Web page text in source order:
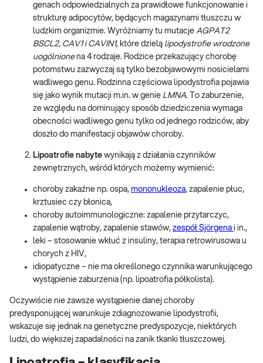
genach odpowiedzialnych za prawidłowe funkcjonowanie i
strukturę adipocytów, będących magazynami tłuszczu w
ludzkim organizmie. Wyróżniamy tu mutacje AGPAT2
BSCL2, CAV1 i CAVIN1, które dzielą lipodystrofie wrodzone
uogólnionena 4 rodzaje. Rodzice przekazujący chorobę
potomstwu zazwyczaj są tylko bezobjawowymi nosicielami
wadliwego genu. Rodzinna częściowa lipodystrofia pojawia
się jako wynik mutacji m.in. w genie LMNA. To zaburzenie,
ze względu na dominujący sposób dziedziczenia wymaga
obecności wadliwego genu tylko od jednego rodziców, aby
doszło do manifestacji objawów choroby.
Lipoatrofie nabyte wynikają z działania czynników
zewnętrznych, wśród których możemy wymienić:
choroby zakaźne np. ospa, mononukleoza, zapalenie płuc,
krztusiec czy błonica,
choroby autoimmunologiczne: zapalenie przytarczyc,
zapalenie wątroby, zapalenie stawów, zespół Sjörgena i in.,
leki – stosowanie wkłuć z insuliny, terapia retrowirusowa u
chorych z HIV,
idiopatyczne – nie ma określonego czynnika warunkującego
wystąpienie zaburzenia (np. lipoatrofia półkolista).
Oczywiście nie zawsze wystąpienie danej choroby
predysponującej warunkuje zdiagnozowanie lipodystrofii,
wskazuje się jednak na genetyczne predyspozycje, niektórych
ludzi, do większej zapadalności na zanik tkanki tłuszczowej.